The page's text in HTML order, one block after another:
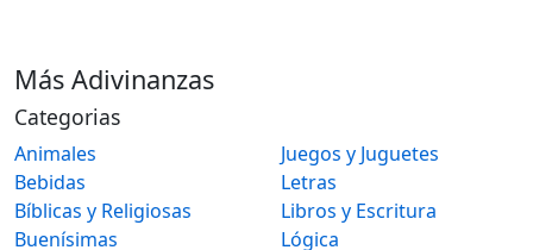
Más Adivinanzas
Categorias
Animales
Bebidas
Bíblicas y Religiosas
Buenísimas
Juegos y Juguetes
Letras
Libros y Escritura
Lógica